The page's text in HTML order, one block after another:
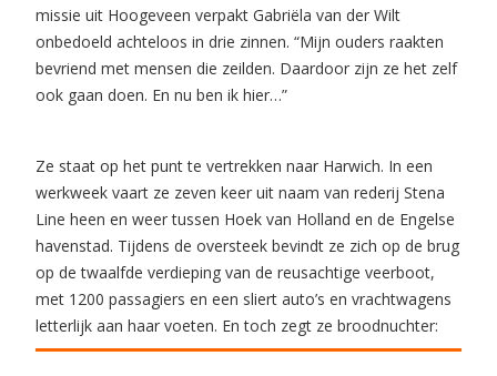
missie uit Hoogeveen verpakt Gabriëla van der Wilt
onbedoeld achteloos in drie zinnen. “Mijn ouders raakten
bevriend met mensen die zeilden. Daardoor zijn ze het zelf
ook gaan doen. En nu ben ik hier…”
Ze staat op het punt te vertrekken naar Harwich. In een
werkweek vaart ze zeven keer uit naam van rederij Stena
Line heen en weer tussen Hoek van Holland en de Engelse
havenstad. Tijdens de oversteek bevindt ze zich op de brug
op de twaalfde verdieping van de reusachtige veerboot,
met 1200 passagiers en een sliert auto’s en vrachtwagens
letterlijk aan haar voeten. En toch zegt ze broodnuchter: